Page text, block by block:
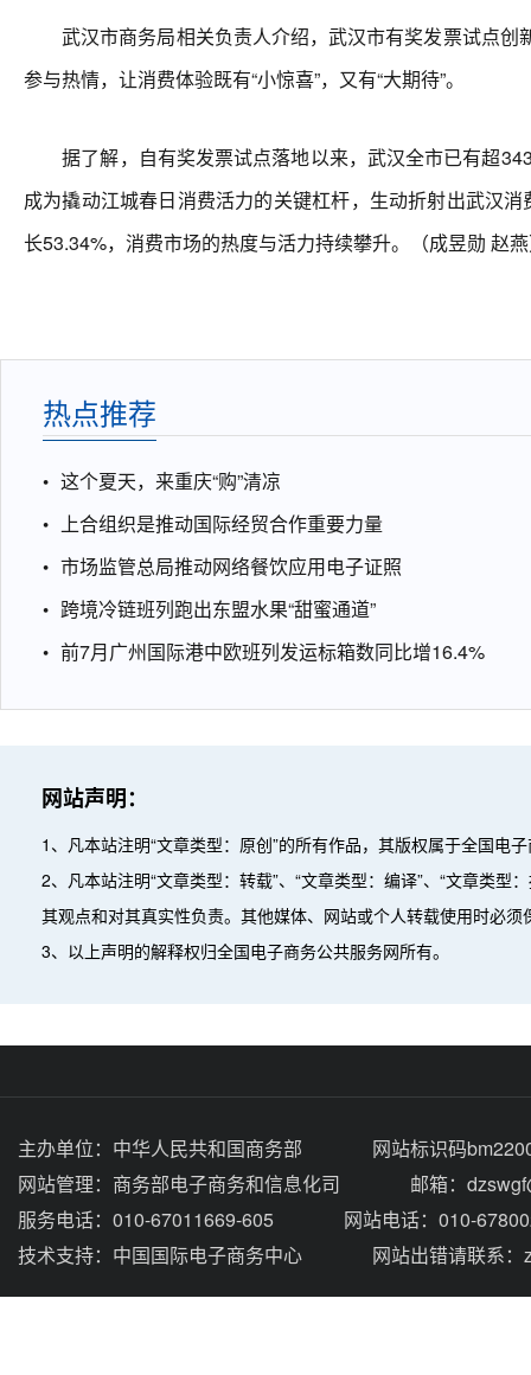
武汉市商务局相关负责人介绍，武汉市有奖发票试点创
参与热情，让消费体验既有“小惊喜”，又有“大期待”。
据了解，自有奖发票试点落地以来，武汉全市已有超
成为撬动江城春日消费活力的关键杠杆，生动折射出武汉
长53.34%，消费市场的热度与活力持续攀升。（成昱勋 赵
热点推荐
这个夏天，来重庆“购”清凉
上合组织是推动国际经贸合作重要力量
市场监管总局推动网络餐饮应用电子证照
跨境冷链班列跑出东盟水果“甜蜜通道”
前7月广州国际港中欧班列发运标箱数同比增16.4%
网站声明：
1、凡本站注明“文章类型：原创”的所有作品，其版权属于全国电
2、凡本站注明“文章类型：转载”、“文章类型：编译”、“文章类
其观点和对其真实性负责。其他媒体、网站或个人转载使用时必
3、以上声明的解释权归全国电子商务公共服务网所有。
主办单位： 中华人民共和国商务部
网站标识码
网站管理： 商务部电子商务和信息化司
邮箱：
服务电话：010-67011669-605
网站电话：010-
技术支持： 中国国际电子商务中心 网站出错请联系